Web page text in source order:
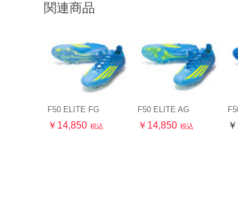
関連商品
F50 ELITE FG
￥14,850 税込
F50 ELITE AG
￥14,850 税込